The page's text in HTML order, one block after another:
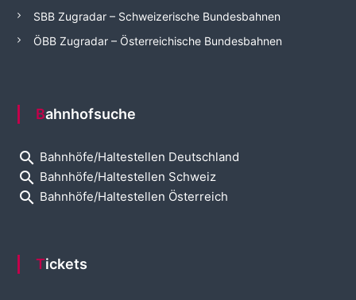
SBB Zugradar – Schweizerische Bundesbahnen
ÖBB Zugradar – Österreichische Bundesbahnen
Bahnhofsuche
search Bahnhöfe/Haltestellen Deutschland
search Bahnhöfe/Haltestellen Schweiz
search Bahnhöfe/Haltestellen Österreich
Tickets